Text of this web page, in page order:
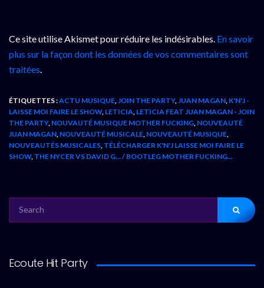
Ce site utilise Akismet pour réduire les indésirables. En savoir
plus sur la façon dont les données de vos commentaires sont
traitées.
ÉTIQUETTES :ACTU MUSIQUE JOIN THE PARTY, JUAN MAGAN K'N'J -
LAISSE MOI FAIRE LE SHOW, LETICIA LETICIA FEAT JUAN MAGAN - JOIN
THE PARTY, NOUVAUTÉ MUSIQUE MOTHER FUCKING NOUVEAUTÉ
JUAN MAGAN NOUVEAUTÉ MUSICALE NOUVEAUTÉ MUSIQUE
NOUVEAUTÉS MUSICALES TÉLÉCHARGER K'N'J LAISSE MOI FAIRE LE
SHOW, THE NYCER VS DAVID G... / BOOTLEG MOTHER FUCKING...
FOR:
Ecoute Hit Party